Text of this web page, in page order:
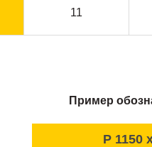
11
Пример
P 1150